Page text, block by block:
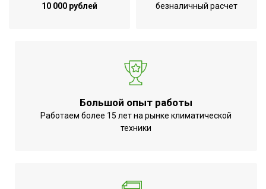
10 000 рублей
безналичный расчет
Большой опыт работы
Работаем более 15 лет на рынке климатической
техники